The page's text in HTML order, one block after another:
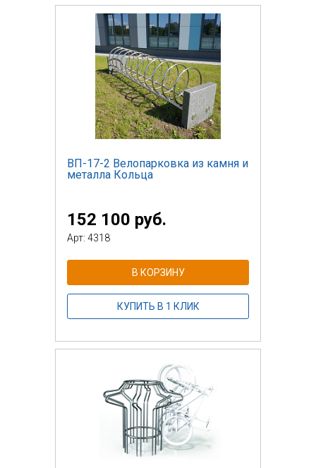
ВП-17-2 Велопарковка из камня и
металла Кольца
152 100 руб.
Арт: 4318
В КОРЗИНУ
КУПИТЬ В 1 КЛИК